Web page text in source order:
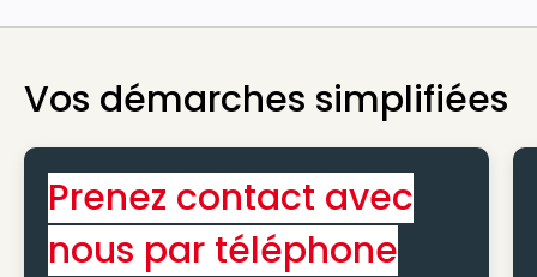
Vos démarches simplifiées
Prenez contact avec
nous par téléphone